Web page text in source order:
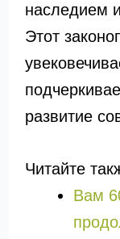
наследием
Этот
развитие
Читайте
Вам